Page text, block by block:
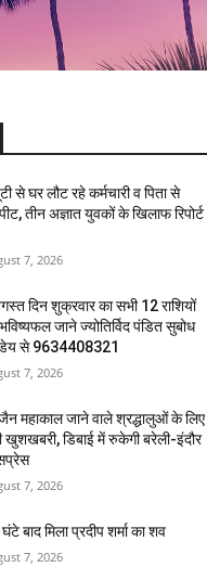
से घर लौट रहे कर्मचारी व पिता से
तीन अज्ञात युवकों के खिलाफ रिपोर्ट
7, 2026
दिन शुक्रवार का सभी 12 राशियों
जाने ज्योतिर्विद पंडित सुबोध
से 9634408321
7, 2026
महाकाल जाने वाले श्रद्धालुओं के लिए
खुशखबरी, डिबाई में रुकेगी बरेली-इंदौर
7, 2026
बाद मिला प्रदीप शर्मा का शव
7, 2026